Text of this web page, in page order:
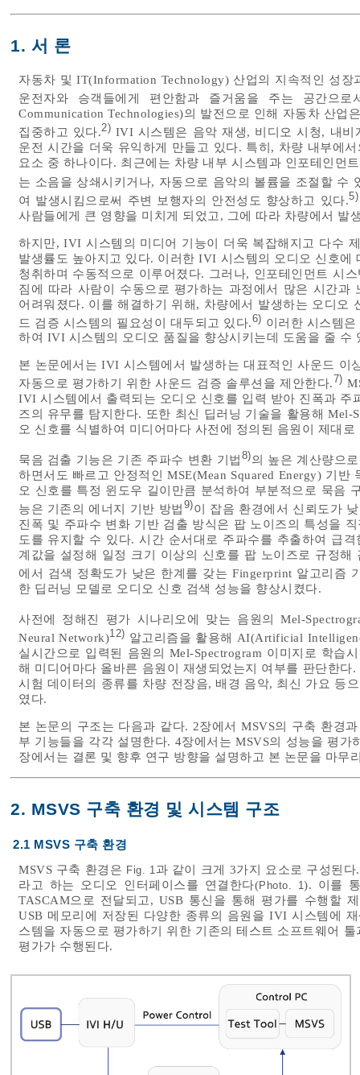
1. 서 론
자동차 및 IT(Information Technology) 산업의 지속적인 성
운전자와 승객들에게 편안함과 즐거움을 주는 공간으
Communication Technologies)의 발전으로 인해 자동차 산
집중하고 있다.2) IVI 시스템은 음악 재생, 비디오 시청, 내
운전 시간을 더욱 유익하게 만들고 있다. 특히, 차량 내부에
요소 중 하나이다. 최근에는 차량 내부 시스템과 인포테인먼
는 소음을 상쇄시키거나, 자동으로 음악의 볼륨을 조절할 수
여 발생시킴으로써 주변 보행자의 안전성도 향상하고 있다.5)
사람들에게 큰 영향을 미치게 되었고, 그에 따라 차량에서 발
하지만, IVI 시스템의 미디어 기능이 더욱 복잡해지고 다수
발생률도 높아지고 있다. 이러한 IVI 시스템의 오디오 신호
청취하며 수동적으로 이루어졌다. 그러나, 인포테인먼트 시
짐에 따라 사람이 수동으로 평가하는 과정에서 많은 시간과
어려워졌다. 이를 해결하기 위해, 차량에서 발생하는 오디오
드 검증 시스템의 필요성이 대두되고 있다.6) 이러한 시스템
하여 IVI 시스템의 오디오 품질을 향상시키는데 도움을 줄 수
본 논문에서는 IVI 시스템에서 발생하는 대표적인 사운드
자동으로 평가하기 위한 사운드 검증 솔루션을 제안한다.7)
IVI 시스템에서 출력되는 오디오 신호를 입력 받아 진폭과
즈의 유무를 탐지한다. 또한 최신 딥러닝 기술을 활용해
오 신호를 식별하여 미디어마다 사전에 정의된 음원이 제대
묵음 검출 기능은 기존 주파수 변환 기법 8)의 높은 계산량으
하면서도 빠르고 안정적인 MSE(Mean Squared Energy) 기
오 신호를 특정 윈도우 길이만큼 분석하여 부분적으로 묵음
능은 기존의 에너지 기반 방법 9)이 잡음 환경에서 신뢰도가
진폭 및 주파수 변화 기반 검출 방식은 팝 노이즈의 특성을
도를 유지할 수 있다. 시간 순서대로 주파수를 추출하여 급
계값을 설정해 일정 크기 이상의 신호를 팝 노이즈로 규정
에서 검색 정확도가 낮은 한계를 갖는 Fingerprint 알고리즘
한 딥러닝 모델로 오디오 신호 검색 성능을 향상시켰다.
사전에 정해진 평가 시나리오에 맞는 음원의 Mel-
Neural Network)12) 알고리즘을 활용해 AI(Artificial
실시간으로 입력된 음원의 Mel-Spectrogram 이미지로 학습
해 미디어마다 올바른 음원이 재생되었는지 여부를 판단한
시험 데이터의 종류를 차량 전장음, 배경 음악, 최신 가요 등
였다.
본 논문의 구조는 다음과 같다. 2장에서 MSVS의 구축 환경
부 기능들을 각각 설명한다. 4장에서는 MSVS의 성능을 평
장에서는 결론 및 향후 연구 방향을 설명하고 본 논문을 마무
2. MSVS 구축 환경 및 시스템 구조
2.1 MSVS 구축 환경
MSVS 구축 환경은 Fig. 1 과 같이 크게 3가지 요소로 구성된
라고 하는 오디오 인터페이스를 연결한다(Photo. 1). 이를
TASCAM으로 전달되고, USB 통신을 통해 평가를 수행할
USB 메모리에 저장된 다양한 종류의 음원을 IVI 시스템에
스템을 자동으로 평가하기 위한 기존의 테스트 소프트웨어
평가가 수행된다.